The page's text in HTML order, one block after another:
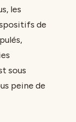
les
de
sous
peine de